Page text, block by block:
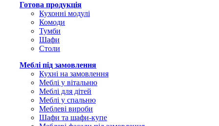
Готова продукція
Кухонні модулі
Комоди
Тумби
Шафи
Столи
Меблі під замовлення
Кухні на замовлення
Меблі у вітальню
Меблі для дітей
Меблі у спальню
Меблеві вироби
Шафи та шафи-купе